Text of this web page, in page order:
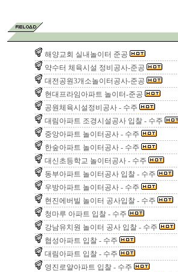
해양교회 실내놀이터 준공
약수터 체육시설 정비공사-준공
대전공원3개소놀이터공사-준공
현대프라임아파트 놀이터-준공
공원체육시설정비공사 - 수주
대림아파트 조경시설공사 입찰 - 수주
중앙아파트 놀이터공사 - 수주
한숲아파트 놀이터공사 - 수주
대신초등학교 놀이터공사 - 수주
동부아파트 놀이터공사 입찰 - 수주
우방아파트 놀이터공사 - 수주
현진에버빌 놀이터 공사입찰 - 수주
청마루 아파트 입찰 - 수주
강남유치원 놀이터 공사 입찰 - 수주
협성아파트 입찰 - 수주
대림아파트 입찰 - 수주
영진로얄아파트 입찰 - 수주